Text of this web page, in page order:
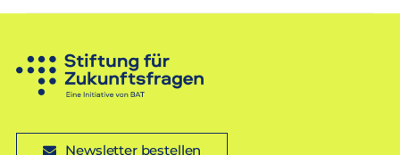
Newsletter bestellen